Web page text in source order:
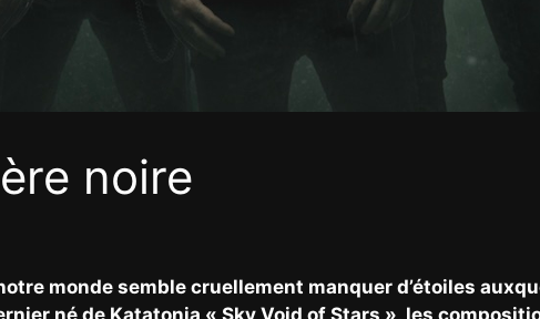
noire
monde semble cruellement manquer d’étoiles